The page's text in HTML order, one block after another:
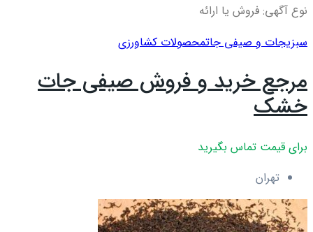
نوع آگهی: فروش یا ارائه
سبزیجات و صیفی جاتمحصولات کشاورزی
مرجع خرید و فروش صیفی جات
خشک
برای قیمت تماس بگیرید
تهران